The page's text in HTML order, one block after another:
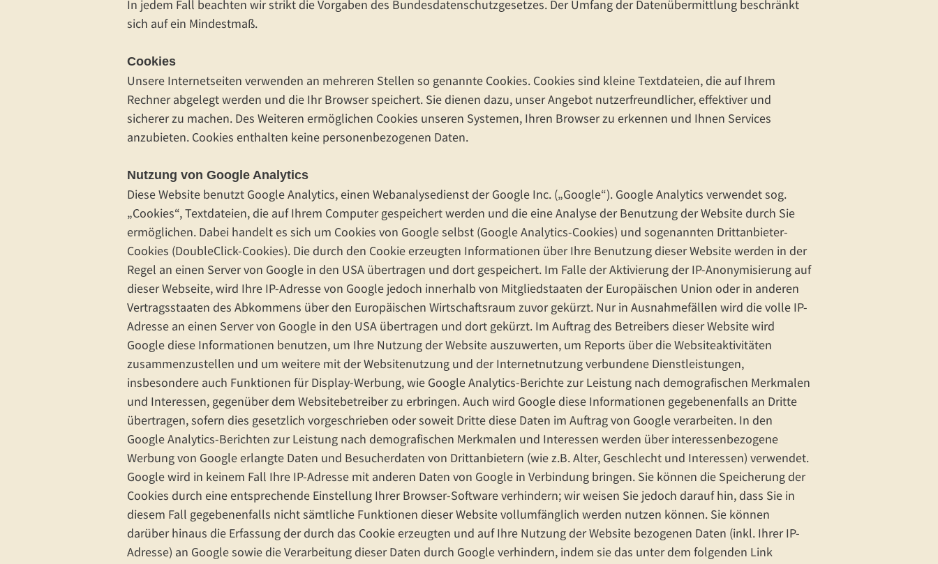
In jedem Fall beachten wir strikt die Vorgaben des Bundesdatenschutzgesetzes. Der Umfang der Datenübermittlung beschränkt
sich auf ein Mindestmaß.
Cookies
Unsere Internetseiten verwenden an mehreren Stellen so genannte Cookies. Cookies sind kleine Textdateien, die auf Ihrem
Rechner abgelegt werden und die Ihr Browser speichert. Sie dienen dazu, unser Angebot nutzerfreundlicher, effektiver und
sicherer zu machen. Des Weiteren ermöglichen Cookies unseren Systemen, Ihren Browser zu erkennen und Ihnen Services
anzubieten. Cookies enthalten keine personenbezogenen Daten.
Nutzung von Google Analytics
Diese Website benutzt Google Analytics, einen Webanalysedienst der Google Inc. („Google“). Google Analytics verwendet sog.
„Cookies“, Textdateien, die auf Ihrem Computer gespeichert werden und die eine Analyse der Benutzung der Website durch Sie
ermöglichen. Dabei handelt es sich um Cookies von Google selbst (Google Analytics-Cookies) und sogenannten Drittanbieter-
Cookies (DoubleClick-Cookies). Die durch den Cookie erzeugten Informationen über Ihre Benutzung dieser Website werden in der
Regel an einen Server von Google in den USA übertragen und dort gespeichert. Im Falle der Aktivierung der IP-Anonymisierung auf
dieser Webseite, wird Ihre IP-Adresse von Google jedoch innerhalb von Mitgliedstaaten der Europäischen Union oder in anderen
Vertragsstaaten des Abkommens über den Europäischen Wirtschaftsraum zuvor gekürzt. Nur in Ausnahmefällen wird die volle IP-
Adresse an einen Server von Google in den USA übertragen und dort gekürzt. Im Auftrag des Betreibers dieser Website wird
Google diese Informationen benutzen, um Ihre Nutzung der Website auszuwerten, um Reports über die Websiteaktivitäten
zusammenzustellen und um weitere mit der Websitenutzung und der Internetnutzung verbundene Dienstleistungen,
insbesondere auch Funktionen für Display-Werbung, wie Google Analytics-Berichte zur Leistung nach demografischen Merkmalen
und Interessen, gegenüber dem Websitebetreiber zu erbringen. Auch wird Google diese Informationen gegebenenfalls an Dritte
übertragen, sofern dies gesetzlich vorgeschrieben oder soweit Dritte diese Daten im Auftrag von Google verarbeiten. In den
Google Analytics-Berichten zur Leistung nach demografischen Merkmalen und Interessen werden über interessenbezogene
Werbung von Google erlangte Daten und Besucherdaten von Drittanbietern (wie z.B. Alter, Geschlecht und Interessen) verwendet.
Google wird in keinem Fall Ihre IP-Adresse mit anderen Daten von Google in Verbindung bringen. Sie können die Speicherung der
Cookies durch eine entsprechende Einstellung Ihrer Browser-Software verhindern; wir weisen Sie jedoch darauf hin, dass Sie in
diesem Fall gegebenenfalls nicht sämtliche Funktionen dieser Website vollumfänglich werden nutzen können. Sie können
darüber hinaus die Erfassung der durch das Cookie erzeugten und auf Ihre Nutzung der Website bezogenen Daten (inkl. Ihrer IP-
Adresse) an Google sowie die Verarbeitung dieser Daten durch Google verhindern, indem sie das unter dem folgenden Link